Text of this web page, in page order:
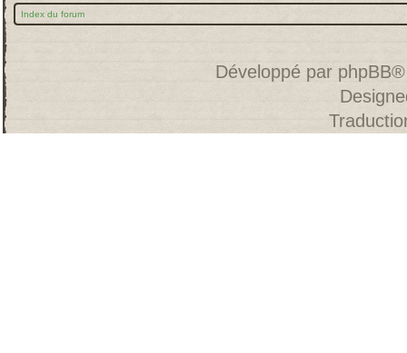
Index du forum
Développé par phpBB®